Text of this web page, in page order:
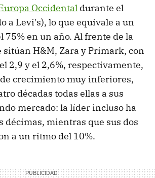
Occidental durante el
a Levi's), lo que equivale a un
en un año. Al frente de la
sitúan H&M, Zara y Primark, con
2,9 y el 2,6%, respectivamente,
crecimiento muy inferiores,
décadas todas ellas a sus
mercado: la líder incluso ha
décimas, mientras que sus dos
a un ritmo del 10%.